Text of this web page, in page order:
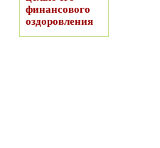
финансового
оздоровления